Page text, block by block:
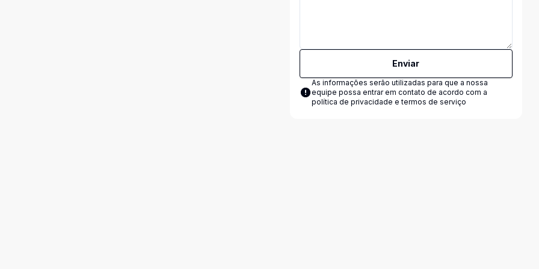
Enviar
As informações serão utilizadas para que a nossa
equipe possa entrar em contato de acordo com a
política de privacidade e termos de serviço